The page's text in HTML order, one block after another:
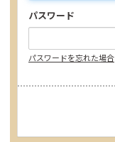
パスワード
パスワードを忘れた場合